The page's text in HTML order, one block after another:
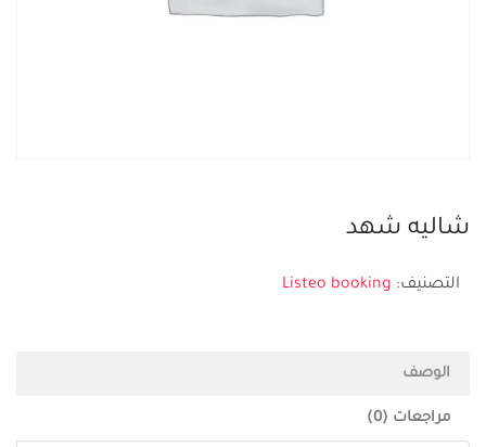
شاليه شهد
التصنيف: Listeo booking
الوصف
مراجعات (0)